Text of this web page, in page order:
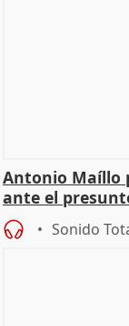
Antonio Maíllo
ante el
Sonido